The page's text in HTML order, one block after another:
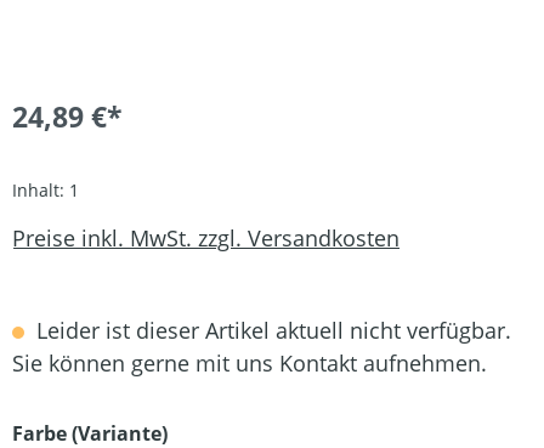
24,89 €*
Inhalt: 1
Preise inkl. MwSt. zzgl. Versandkosten
Leider ist dieser Artikel aktuell nicht verfügbar.
Sie können gerne mit uns Kontakt aufnehmen.
Farbe (Variante)auswählen